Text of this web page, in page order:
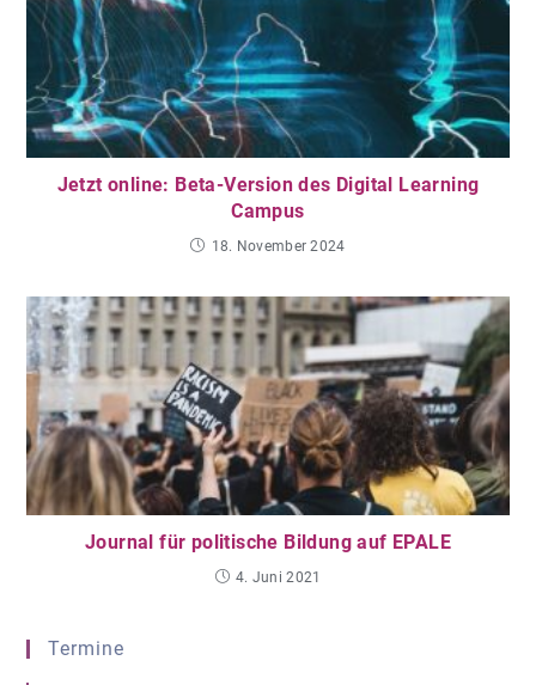
Jetzt online: Beta-Version des Digital Learning
Campus
18. November 2024
Journal für politische Bildung auf EPALE
4. Juni 2021
Termine